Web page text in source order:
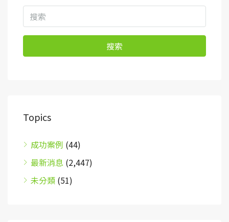
搜索
Topics
成功案例 (44)
最新消息 (2,447)
未分類 (51)